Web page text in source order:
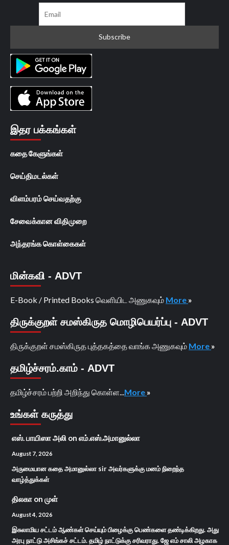
இதர பக்கங்கள்
கதை கேளுங்கள்
செய்திமடல்கள்
விளம்பரம் செய்வதற்கு
சேவைக்கான விதிமுறை
அந்தரங்க கொள்கைகள்
மின்கவி - ADVT
E-Book / Printed Books வெளியிட அணுகவும் More »
திருக்குறள் சமஸ்கிருத மொழிபெயர்ப்பு - ADVT
திருக்குறள் சமஸ்கிருத புத்தகத்தை வாங்க அணுகவும் More »
தமிழ்ச்சரம்.காம் - ADVT
தமிழ்ச்சரம் பற்றி அறிந்து கொள்ள... More »
உங்கள் கருத்து
எஸ். பாயிஸா அலி on எம்.எஸ்.அமானுல்லா
August 7, 2026
அருமையான கதை அமானுல்லா sir அவர்களுக்கு மனம் நிறைந்த
வாழ்த்துக்கள்
திலகா on முள்
August 4, 2026
இசுலாமிய சட்டம் ஆண்கள் செய்யும் பிழைக்கு பெண்களை தண்டிக்கிறது. அது
அரபு நாட்டு அசிங்கச் சட்டம். தமிழ் நாட்டுக்கு சரிவராது. ஜே எம் சாலி அழகாக